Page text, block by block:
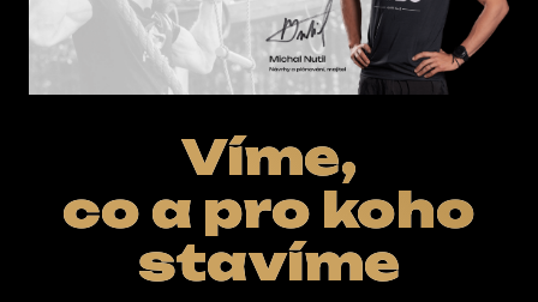
Víme,
co a pro koho
stavíme